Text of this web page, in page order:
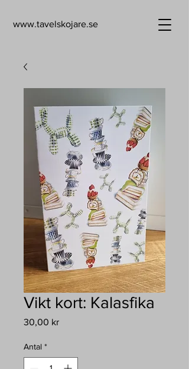
www.tavelskojare.se
Vikt kort: Kalasfika
30,00 krPris
Antal *